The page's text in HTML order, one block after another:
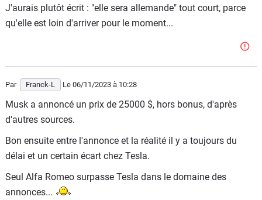
J'aurais plutôt écrit : "elle sera allemande" tout court, parce
qu'elle est loin d'arriver pour le moment...
Par Franck-L Le 06/11/2023 à 10:28
Musk a annoncé un prix de 25000 $, hors bonus, d'après
d'autres sources.
Bon ensuite entre l'annonce et la réalité il y a toujours du
délai et un certain écart chez Tesla.
Seul Alfa Romeo surpasse Tesla dans le domaine des
annonces...